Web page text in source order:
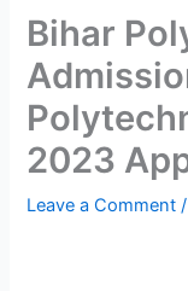
Bihar
2023
Leave a Comment